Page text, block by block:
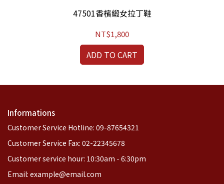
47501香檳緞女拉丁鞋
NT$1,800
ADD TO CART
Informations
Customer Service Hotline: 09-87654321
Customer Service Fax: 02-22345678
Customer service hour: 10:30am - 6:30pm
Email: example@email.com